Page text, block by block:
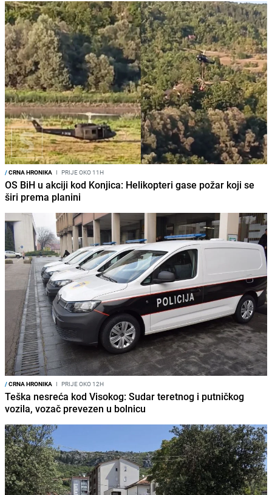
/CRNA HRONIKA I PRIJE OKO 11H
OS BiH u akciji kod Konjica: Helikopteri gase požar koji se
širi prema planini
/CRNA HRONIKA I PRIJE OKO 12H
Teška nesreća kod Visokog: Sudar teretnog i putničkog
vozila, vozač prevezen u bolnicu